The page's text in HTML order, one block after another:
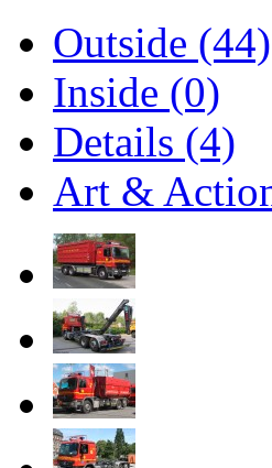
Outside (44)
Inside (0)
Details (4)
Art &